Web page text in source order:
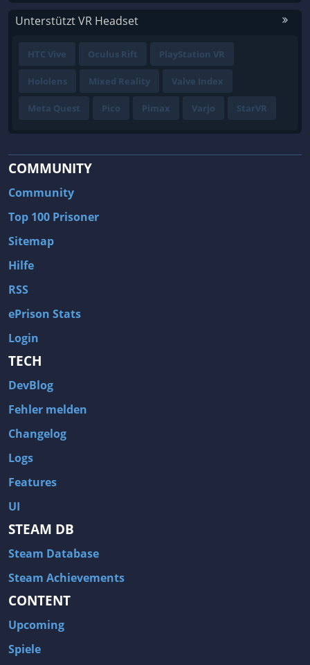
Unterstützt VR Headset
HTC Vive Oculus Rift PlayStation VR
Hololens Mixed Reality Valve Index
Meta Quest Pico Pimax Varjo StarVR
COMMUNITY
Community
Top 100 Prisoner
Sitemap
Hilfe
RSS
ePrison Stats
Login
TECH
DevBlog
Fehler melden
Changelog
Logs
Features
UI
STEAM DB
Steam Database
Steam Achievements
CONTENT
Upcoming
Spiele